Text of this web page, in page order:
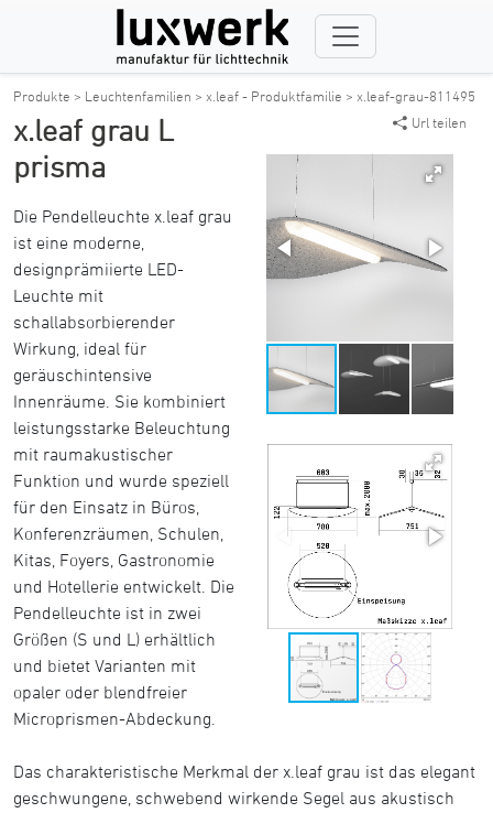
Produkte > Leuchtenfamilien > x.leaf - Produktfamilie > x.leaf-grau-811495
Url teilen
x.leaf grau L
prisma
Die Pendelleuchte x.leaf grau
ist eine moderne,
designprämiierte LED-
Leuchte mit
schallabsorbierender
Wirkung, ideal für
geräuschintensive
Innenräume. Sie kombiniert
leistungsstarke Beleuchtung
mit raumakustischer
Funktion und wurde speziell
für den Einsatz in Büros,
Konferenzräumen, Schulen,
Kitas, Foyers, Gastronomie
und Hotellerie entwickelt. Die
Pendelleuchte ist in zwei
Größen (S und L) erhältlich
und bietet Varianten mit
opaler oder blendfreier
Microprismen-Abdeckung.
Das charakteristische Merkmal der x.leaf grau ist das elegant
geschwungene, schwebend wirkende Segel aus akustisch